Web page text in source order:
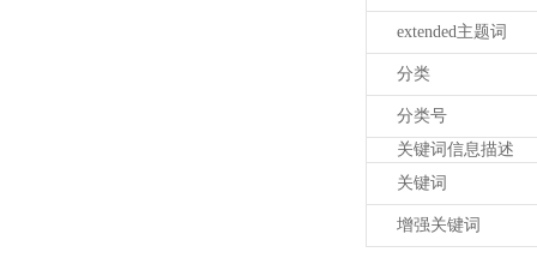
extended主题词
分类
分类号
关键词信息描述
关键词
增强关键词